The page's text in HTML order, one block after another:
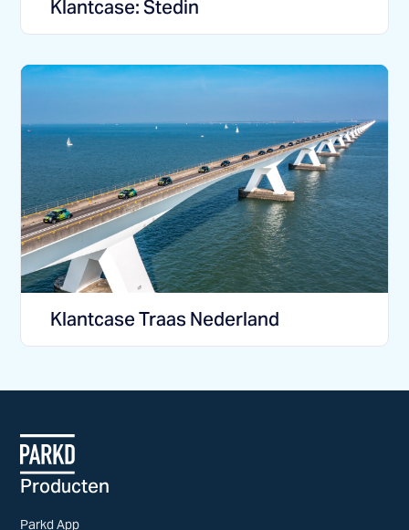
Klantcase: Stedin
Klantcase Traas Nederland
Producten
Parkd App